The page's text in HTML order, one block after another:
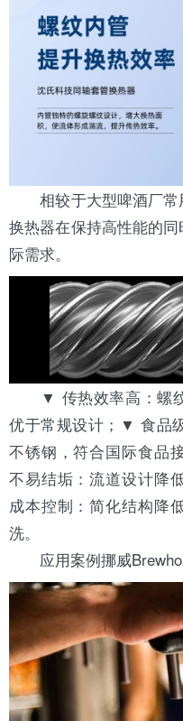
相较于大型啤酒厂常
换热器在保持高性能的
际需求。
▼ 传热效率高：螺纹
优于常规设计；▼ 食品
不锈钢，符合国际食品
不易结垢：流道设计降
成本控制：简化结构降
洗。
应用案例挪威